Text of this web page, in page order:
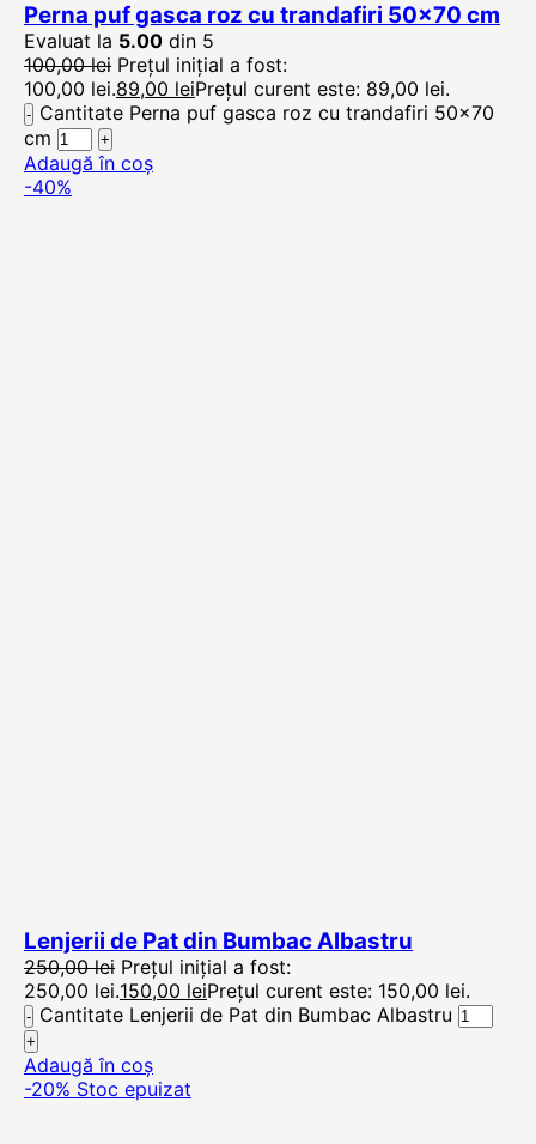
Perna puf gasca roz cu trandafiri 50×70 cm
Evaluat la 5.00 din 5
100,00lei Prețul inițial a fost:
100,00 lei.89,00 leiPrețul curent este: 89,00 lei.
Cantitate Perna puf gasca roz cu trandafiri 50x70
cm
Adaugă în coș
-40%
Lenjerii de Pat din Bumbac Albastru
250,00lei Prețul inițial a fost:
250,00 lei.150,00 leiPrețul curent este: 150,00 lei.
Cantitate Lenjerii de Pat din Bumbac Albastru
Adaugă în coș
-20% Stoc epuizat